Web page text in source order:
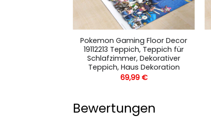
Pokemon Gaming Floor Decor
19112213 Teppich, Teppich für
Schlafzimmer, Dekorativer
Teppich, Haus Dekoration
69,99 €
Bewertungen